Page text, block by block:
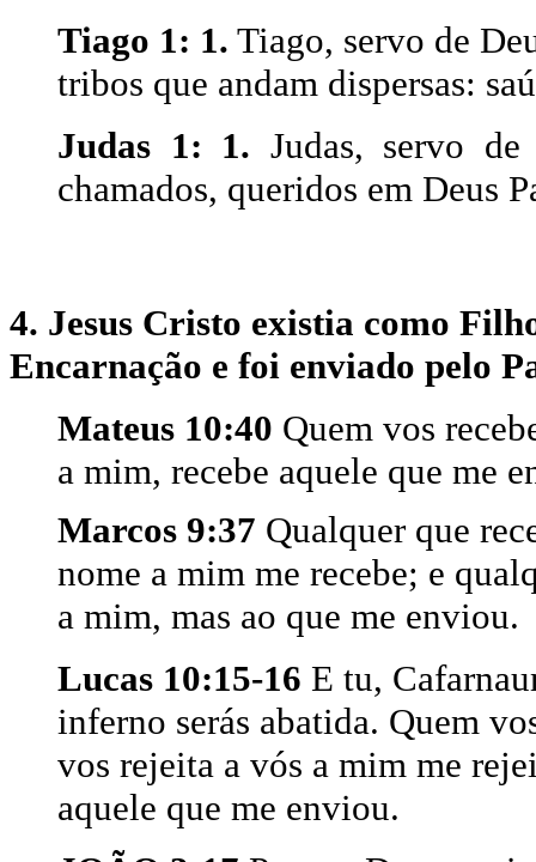
Tiago 1: 1. Tiago, servo de
tribos que andam dispersas:
Judas 1: 1. Judas, servo
chamados, queridos em Deus
4. Jesus Cristo existia como
Encarnação e foi enviado pelo
Mateus 10:40 Quem vos
a mim, recebe aquele que me
Marcos 9:37 Qualquer que
nome a mim me recebe; e
a mim, mas ao que me enviou.
Lucas 10:15-16 E tu,
inferno serás abatida. Quem
vos rejeita a vós a mim me
aquele que me enviou.